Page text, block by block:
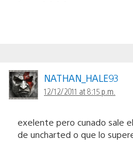
NATHAN_HALE93
12/12/2011 at 8:15 p.m.
exelente pero cunado sale
de uncharted o que lo